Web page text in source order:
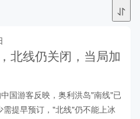
北线仍关闭，当局加
国游客反映，奥利洪岛"南线"已
提早预订，"北线"仍不能上冰